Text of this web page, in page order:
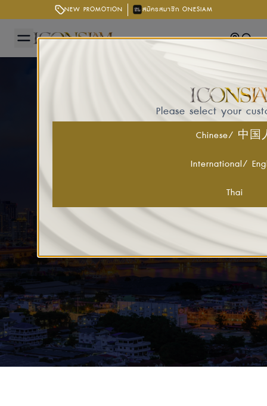
NEW PROMOTION สมัครสมาชิก ONESIAM
Getting
Please select your
Chinese/ 中国
International/
Thai